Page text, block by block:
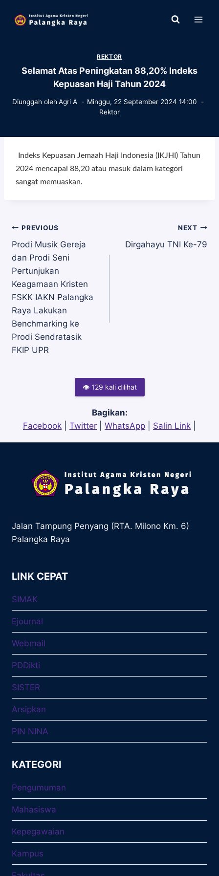
REKTOR
Selamat Atas Peningkatan 88,20% Indeks
Kepuasan Haji Tahun 2024
Diunggah oleh Agri A
Minggu, 22 September 2024 14:00
Rektor
Indeks Kepuasan Jemaah Haji Indonesia (IKJHI) Tahun
2024 mencapai 88,20 atau masuk dalam kategori
sangat memuaskan.
Navigasi
pos
PREVIOUS
Prodi Musik Gereja
dan Prodi Seni
Pertunjukan
Keagamaan Kristen
FSKK IAKN Palangka
Raya Lakukan
Benchmarking ke
Prodi Sendratasik
FKIP UPR
NEXT
Dirgahayu TNI Ke-79
👁 129 kali dilihat
Bagikan:
Facebook
Twitter WhatsApp Salin Link
Jalan Tampung Penyang (RTA. Milono Km. 6)
Palangka Raya
LINK CEPAT
SIMAK
Ejournal
Webmail
PDDikti
SISTER
Arsipkan
PIN NINA
KATEGORI
Pengumuman
Mahasiswa
Kepegawaian
Kampus